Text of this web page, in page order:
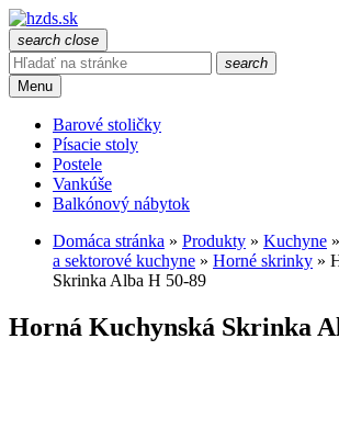
search close
search
Menu
Barové stoličky
Písacie stoly
Postele
Vankúše
Balkónový nábytok
Domáca stránka » Produkty » Kuchyne »
a sektorové kuchyne » Horné skrinky »
Skrinka Alba H 50-89
Horná Kuchynská Skrinka